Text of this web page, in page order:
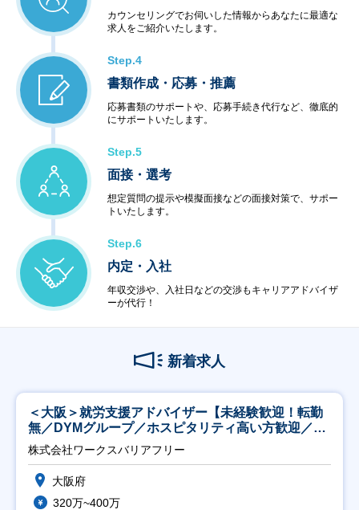
カウンセリングでお伺いした情報からあなたに最適な
求人をご紹介いたします。
Step.4
書類作成・応募・推薦
応募書類のサポートや、応募手続き代行など、徹底的
にサポートいたします。
Step.5
面接・選考
想定質問の提示や模擬面接などの面接対策で、サポー
トいたします。
Step.6
内定・入社
年収交渉や、入社日などの交渉もキャリアアドバイザ
ーが代行！
新着求人
＜大阪＞就労支援アドバイザー【未経験歓迎！転勤
無／DYMグループ／ホスピタリティ高い方歓迎／土
日祝】
株式会社ワークスバリアフリー
大阪府
320万~400万